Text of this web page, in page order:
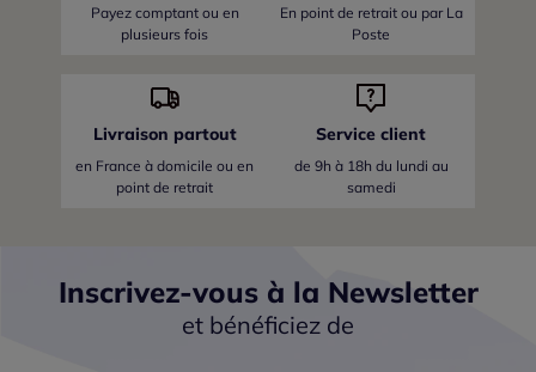
Payez comptant ou en
plusieurs fois
En point de retrait ou par La
Poste
Livraison partout
en France à domicile ou en
point de retrait
Service client
de 9h à 18h du lundi au
samedi
Inscrivez-vous à la Newsletter
et bénéficiez de